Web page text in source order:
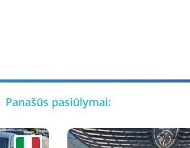
Panašūs pasiūlymai: